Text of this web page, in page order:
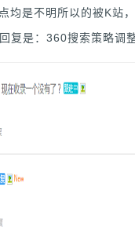
均是不明所以的被K站
复是：360搜索策略调